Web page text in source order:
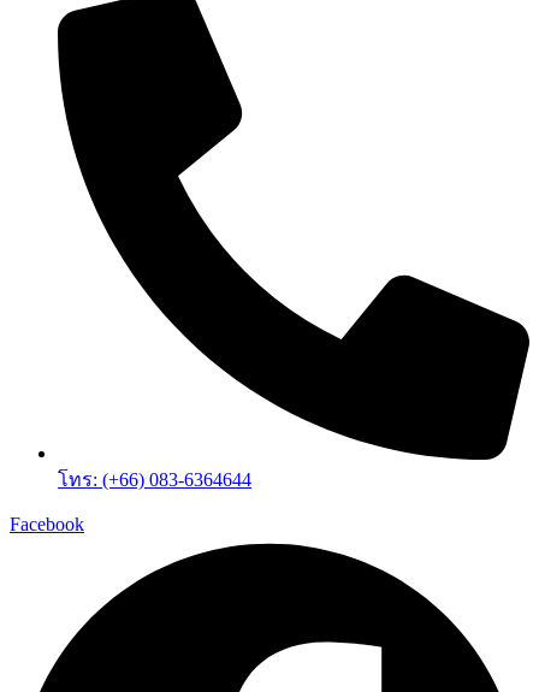
โทร: (+66) 083-6364644
Facebook